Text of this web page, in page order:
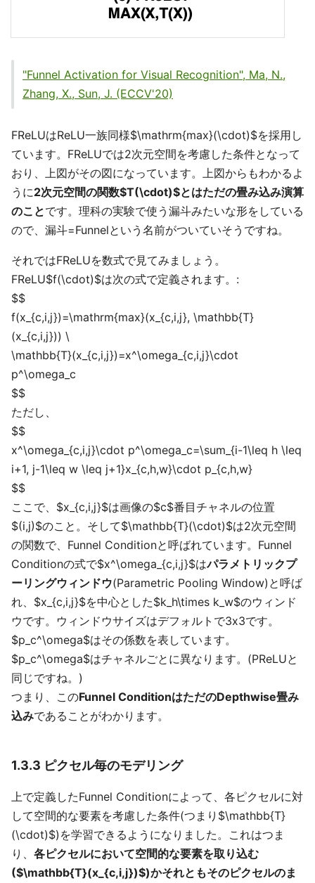
"Funnel Activation for Visual Recognition", Ma, N.,
Zhang, X., Sun, J. (ECCV'20)
FReLUはReLU一族同様$\mathrm{max}(\cdot)$を採用し
ています。FReLUでは2次元空間を考慮した条件となって
おり、上図がその図になっています。上図からもわかるよ
うに2次元空間の関数$T(\cdot)$とはただの畳み込み演算
のことです。理科の実験で使う漏斗みたいな形をしている
ので、漏斗=Funnelという名前がついていそうですね。
それではFReLUを数式で見てみましょう。
FReLU$f(\cdot)$は次の式で定義されます。:
$$
f(x_{c,i,j})=\mathrm{max}(x_{c,i,j}, \mathbb{T}
(x_{c,i,j})) \
\mathbb{T}(x_{c,i,j})=x^\omega_{c,i,j}\cdot
p^\omega_c
$$
ただし、
$$
x^\omega_{c,i,j}\cdot p^\omega_c=\sum_{i-1\leq h \leq
i+1, j-1\leq w \leq j+1}x_{c,h,w}\cdot p_{c,h,w}
$$
ここで、$x_{c,i,j}$は画像の$c$番目チャネルの位置
$(i,j)$のこと。そして$\mathbb{T}(\cdot)$は2次元空間
の関数で、Funnel Conditionと呼ばれています。Funnel
Conditionの式で$x^\omega_{c,i,j}$はパラメトリックプ
ーリングウィンドウ(Parametric Pooling Window)と呼ば
れ、$x_{c,i,j}$を中心とした$k_h\times k_w$のウィンド
ウです。ウィンドウサイズはデフォルトで3x3です。
$p_c^\omega$はその係数を表しています。
$p_c^\omega$はチャネルごとに異なります。(PReLUと
同じですね。)
つまり、このFunnel ConditionはただのDepthwise畳み
込みであることがわかります。
1.3.3 ピクセル毎のモデリング
上で定義したFunnel Conditionによって、各ピクセルに対
して空間的な要素を考慮した条件(つまり$\mathbb{T}
(\cdot)$)を学習できるようになりました。これはつま
り、 各ピクセルにおいて空間的な要素を取り込む
($\mathbb{T}(x_{c,i,j})$)かそれともそのピクセルのま